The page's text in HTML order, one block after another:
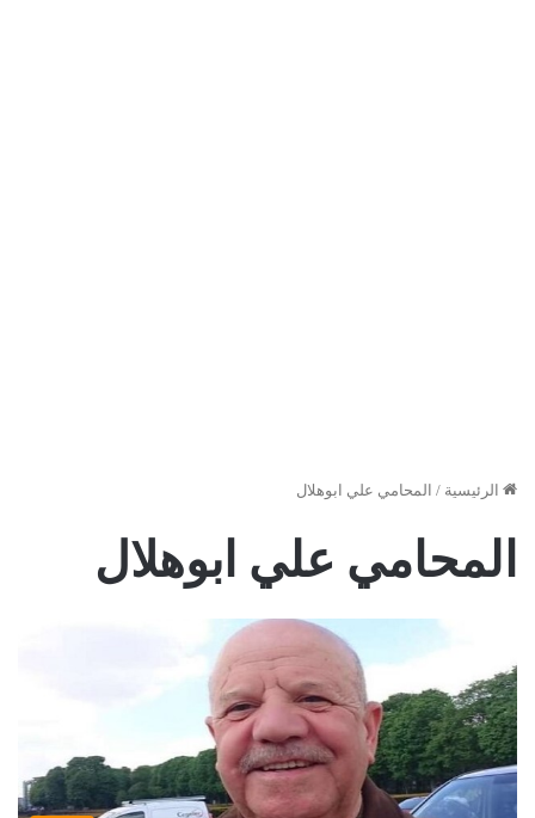
الرئيسية / المحامي علي ابوهلال
المحامي علي ابوهلال